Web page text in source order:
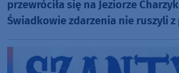
przewróciła się na Jeziorze
Świadkowie zdarzenia nie ruszyli z